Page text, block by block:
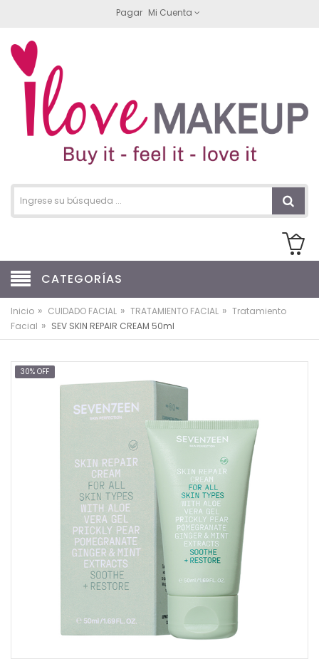
Pagar Mi Cuenta
CATEGORÍAS
Inicio » CUIDADO FACIAL » TRATAMIENTO FACIAL » Tratamiento
Facial » SEV SKIN REPAIR CREAM 50ml
30% OFF